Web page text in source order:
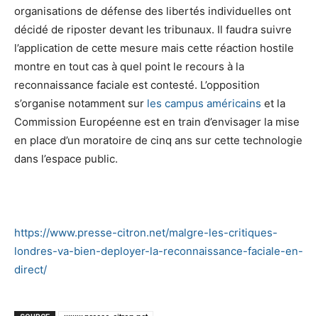
organisations de défense des libertés individuelles ont
décidé de riposter devant les tribunaux. Il faudra suivre
l’application de cette mesure mais cette réaction hostile
montre en tout cas à quel point le recours à la
reconnaissance faciale est contesté. L’opposition
s’organise notamment sur les campus américains et la
Commission Européenne est en train d’envisager la mise
en place d’un moratoire de cinq ans sur cette technologie
dans l’espace public.
https://www.presse-citron.net/malgre-les-critiques-
londres-va-bien-deployer-la-reconnaissance-faciale-en-
direct/